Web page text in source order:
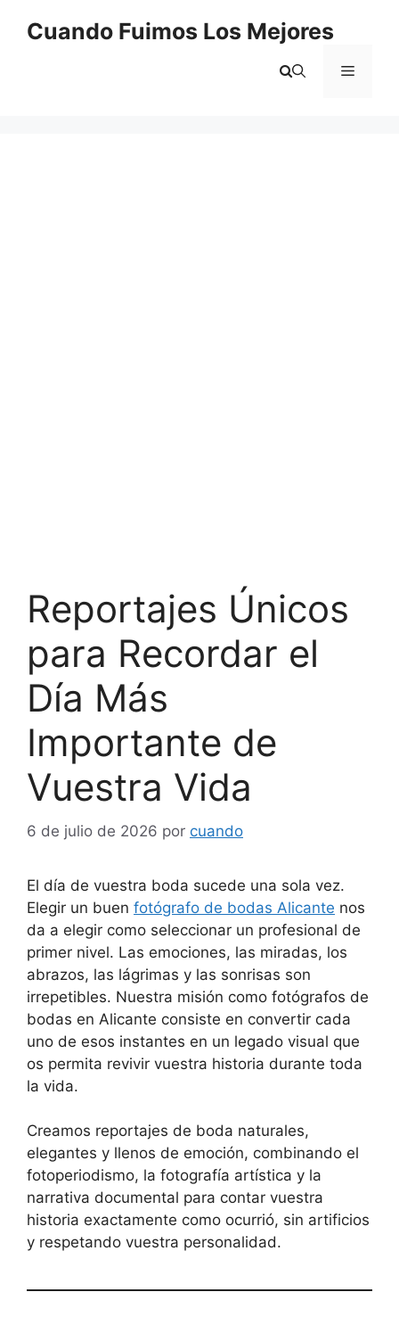
Cuando Fuimos Los Mejores
Menú
Reportajes Únicos
para Recordar el
Día Más
Importante de
Vuestra Vida
6 de julio de 2026 por cuando
El día de vuestra boda sucede una sola vez.
Elegir un buen fotógrafo de bodas Alicante nos
da a elegir como seleccionar un profesional de
primer nivel. Las emociones, las miradas, los
abrazos, las lágrimas y las sonrisas son
irrepetibles. Nuestra misión como fotógrafos de
bodas en Alicante consiste en convertir cada
uno de esos instantes en un legado visual que
os permita revivir vuestra historia durante toda
la vida.
Creamos reportajes de boda naturales,
elegantes y llenos de emoción, combinando el
fotoperiodismo, la fotografía artística y la
narrativa documental para contar vuestra
historia exactamente como ocurrió, sin artificios
y respetando vuestra personalidad.